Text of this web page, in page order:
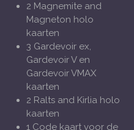
2 Magnemite and
Magneton holo
kaarten
3 Gardevoir ex,
Gardevoir V en
Gardevoir VMAX
kaarten
2 Ralts and Kirlia holo
kaarten
1 Code kaart voor de